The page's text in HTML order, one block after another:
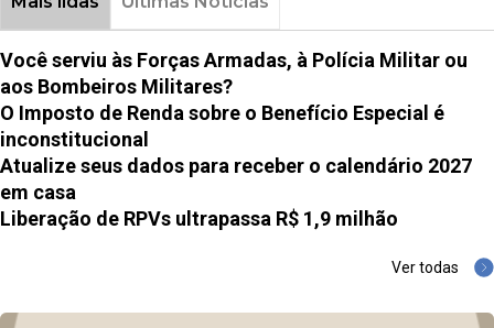
Você serviu às Forças Armadas, à Polícia Militar ou
aos Bombeiros Militares?
O Imposto de Renda sobre o Benefício Especial é
inconstitucional
Atualize seus dados para receber o calendário 2027
em casa
Liberação de RPVs ultrapassa R$ 1,9 milhão
Ver todas